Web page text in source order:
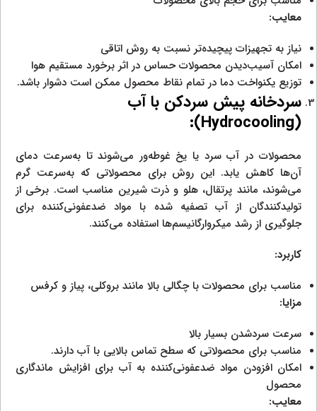
معایب:
نیاز به تجهیزات پیچیده‌تر نسبت به روش اتاقی
امکان آسیب‌دیدن محصولات حساس در اثر برخورد مستقیم هوا
توزیع یکنواخت دما در تمام نقاط محصول ممکن است دشوار باشد.
سردخانه پیش سردکن با آب
(
Hydrocooling
):
محصولات در آب سرد یا یخ غوطه‌ور می‌شوند تا به‌سرعت دمای
آن‌ها کاهش یابد. این روش برای محصولاتی که به‌سرعت گرم
می‌شوند، مانند پرتقال، هلو و ذرت شیرین مناسب است. برخی از
تولیدکنندگان از آب تصفیه شده با مواد ضدعفونی‌کننده برای
جلوگیری از رشد میکروارگانیسم‌ها استفاده می‌کنند.
کاربرد:
مناسب برای محصولات با چگالی بالا مانند بروکلی، پیاز و کرفس
مزایا:
سرعت سردشدن بسیار بالا
مناسب برای محصولاتی که سطح تماس بالایی با آب دارند.
امکان افزودن مواد ضدعفونی‌کننده به آب برای افزایش ماندگاری
محصول
معایب: